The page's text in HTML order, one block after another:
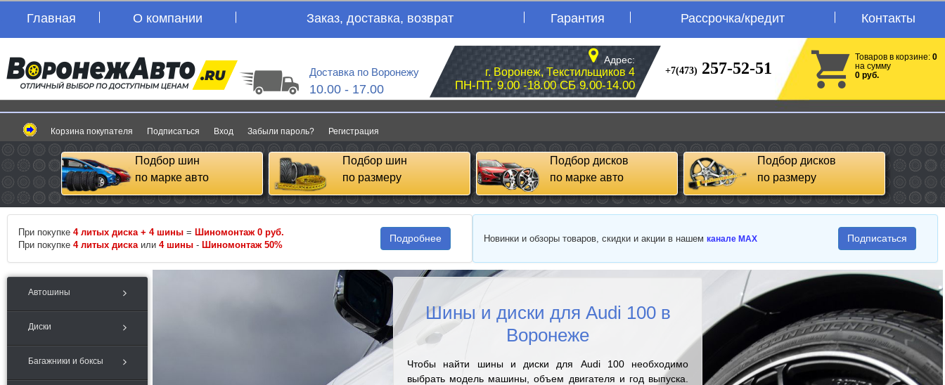
Главная О компании Заказ, доставка, возврат Гарантия Рассрочка/кредит Контакты
Доставка по Воронежу
10.00 - 17.00
Адрес:
г. Воронеж, Текстильщиков 4
ПН-ПТ, 9.00 -18.00 СБ 9.00-14.00
+7(473) 257-52-51
Товаров в корзине: 0
на сумму
0 руб.
Корзина покупателя Подписаться Вход Забыли пароль? Регистрация
Подбор шин
по марке авто
Подбор шин
по размеру
Подбор дисков
по марке авто
Подбор дисков
по размеру
При покупке 4 литых диска + 4 шины = Шиномонтаж 0 руб.
При покупке 4 литых диска или 4 шины - Шиномонтаж 50%
Подробнее Новинки и обзоры товаров, скидки и акции в нашем канале MAX Подписаться
Автошины
Диски
Багажники и боксы
Шины и диски для Audi 100 в
Воронеже
Чтобы найти шины и диски для Audi 100 необходимо
выбрать модель машины, объем двигателя и год выпуска.